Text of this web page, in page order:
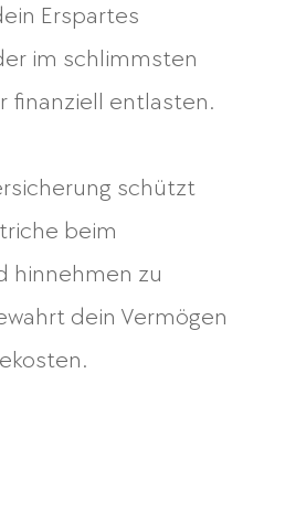
Erspartes
im schlimmsten
finanziell entlasten.
schützt
beim
hinnehmen zu
dein Vermögen